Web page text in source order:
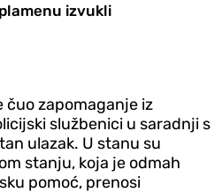
izvukli
čuo zapomaganje iz
službenici u saradnji s
ulazak. U stanu su
stanju, koja je odmah
pomoć, prenosi